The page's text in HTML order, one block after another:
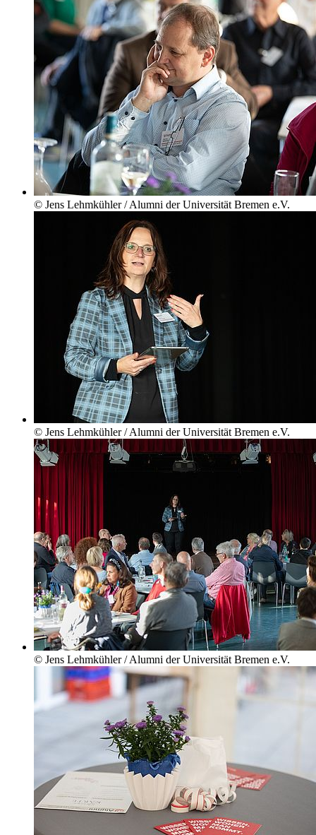
© Jens Lehmkühler / Alumni der Universität Bremen e.V.
© Jens Lehmkühler / Alumni der Universität Bremen e.V.
© Jens Lehmkühler / Alumni der Universität Bremen e.V.